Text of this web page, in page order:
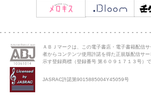
ＡＢＪマークは、この電子書店・電子書籍配信
者からコンテンツ使用許諾を得た正規版配信サ
示す登録商標（登録番号 第６０９１７１３号）で
JASRAC許諾第9015885004Y45059号